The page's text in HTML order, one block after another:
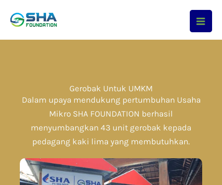
Gerobak Untuk UMKM
Dalam upaya mendukung pertumbuhan Usaha
Mikro SHA FOUNDATION berhasil
menyumbangkan 43 unit gerobak kepada
pedagang kaki lima yang membutuhkan.